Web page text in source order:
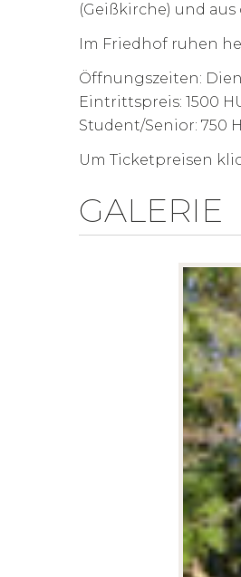
(Geißkirche) und
Im Friedhof ruhen
Öffnungszeiten:
Eintrittspreis: 1500
Student/Senior: 750
Um Ticketpreisen
GALERIE